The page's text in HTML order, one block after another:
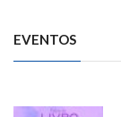
EVENTOS